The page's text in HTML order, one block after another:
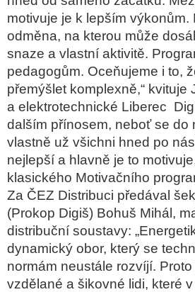
motivuje je k lepším
odměna, na kterou může
snaze a vlastní aktivitě.
pedagogům. Oceňujeme i to,
přemýšlet komplexně,“
a elektrotechnické Liberec
dalším přínosem, neboť se do
vlastně už všichni hned po
nejlepší a hlavně je to
klasického Motivačního
Za ČEZ Distribuci předával
(Prokop Digiš) Bohuš Mihál,
distribuční soustavy:
dynamický obor, který se
normám neustále rozvíjí.
vzdělané a šikovné lidi, které